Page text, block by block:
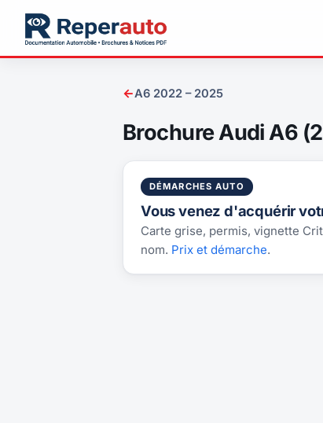
←A6 2022 – 2025
Brochure Audi A6
DÉMARCHES AUTO
Vous venez d'acquérir
Carte grise, permis, vignette
nom. Prix et démarche.